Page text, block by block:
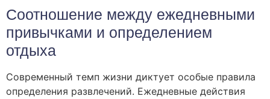
Соотношение между ежедневными
привычками и определением
отдыха
Современный темп жизни диктует особые правила
определения развлечений. Ежедневные действия